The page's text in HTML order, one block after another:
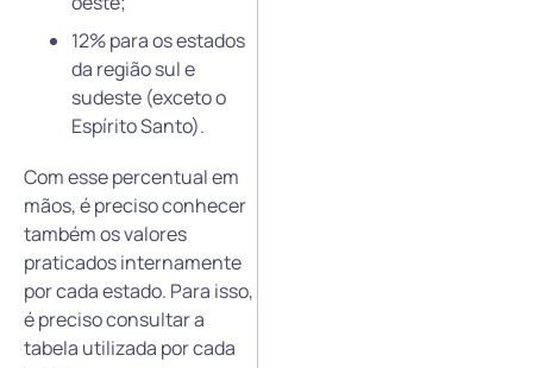
12% para os estados
da região sul e
sudeste (exceto o
Espírito Santo).
Com esse percentual em
mãos, é preciso conhecer
também os valores
praticados internamente
por cada estado. Para isso,
é preciso consultar a
tabela utilizada por cada